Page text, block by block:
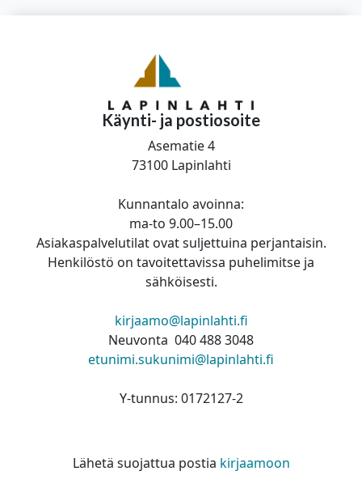
Käynti- ja postiosoite
Asematie 4
73100 Lapinlahti
Kunnantalo avoinna:
ma-to 9.00–15.00
Asiakaspalvelutilat ovat suljettuina perjantaisin.
Henkilöstö on tavoitettavissa puhelimitse ja
sähköisesti.
kirjaamo@lapinlahti.fi
Neuvonta 040 488 3048
etunimi.sukunimi@lapinlahti.fi
Y-tunnus: 0172127-2
Lähetä suojattua postia kirjaamoon